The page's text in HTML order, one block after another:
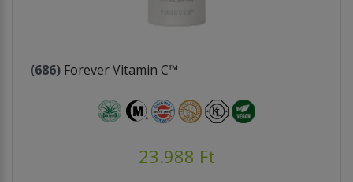
(686) Forever Vitamin C™
23.988 Ft